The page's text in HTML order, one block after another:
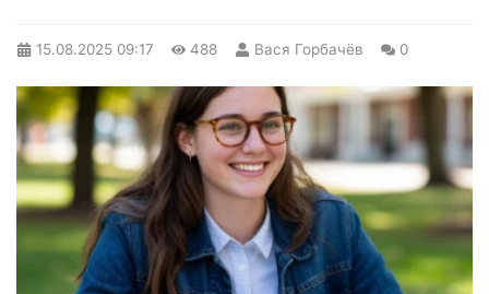
15.08.2025 09:17 488 Вася Горбачёв 0